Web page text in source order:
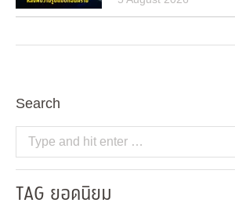
Search
Search:
TAG ยอดนิยม